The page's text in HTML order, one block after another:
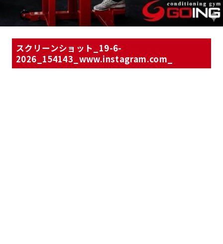
スクリーンショット_19-6-
2026_154143_www.instagram.com_